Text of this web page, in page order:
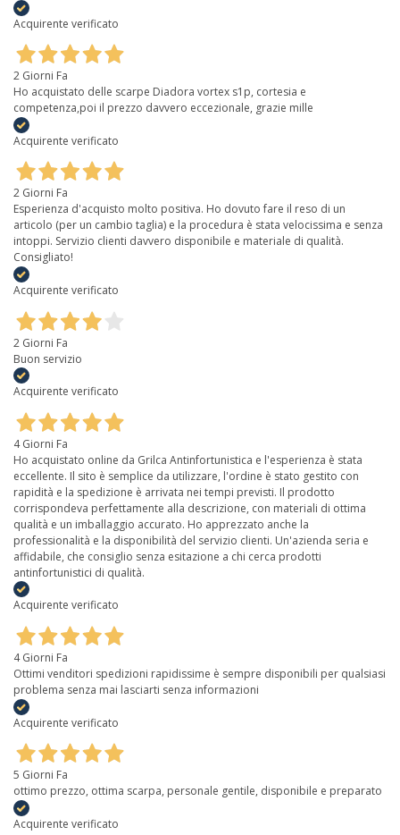
Acquirente verificato
2 Giorni Fa
Ho acquistato delle scarpe Diadora vortex s1p, cortesia e
competenza,poi il prezzo davvero eccezionale, grazie mille
Acquirente verificato
2 Giorni Fa
Esperienza d'acquisto molto positiva. Ho dovuto fare il reso di un
articolo (per un cambio taglia) e la procedura è stata velocissima e senza
intoppi. Servizio clienti davvero disponibile e materiale di qualità.
Consigliato!
Acquirente verificato
2 Giorni Fa
Buon servizio
Acquirente verificato
4 Giorni Fa
Ho acquistato online da Grilca Antinfortunistica e l'esperienza è stata
eccellente. Il sito è semplice da utilizzare, l'ordine è stato gestito con
rapidità e la spedizione è arrivata nei tempi previsti. Il prodotto
corrispondeva perfettamente alla descrizione, con materiali di ottima
qualità e un imballaggio accurato. Ho apprezzato anche la
professionalità e la disponibilità del servizio clienti. Un'azienda seria e
affidabile, che consiglio senza esitazione a chi cerca prodotti
antinfortunistici di qualità.
Acquirente verificato
4 Giorni Fa
Ottimi venditori spedizioni rapidissime è sempre disponibili per qualsiasi
problema senza mai lasciarti senza informazioni
Acquirente verificato
5 Giorni Fa
ottimo prezzo, ottima scarpa, personale gentile, disponibile e preparato
Acquirente verificato